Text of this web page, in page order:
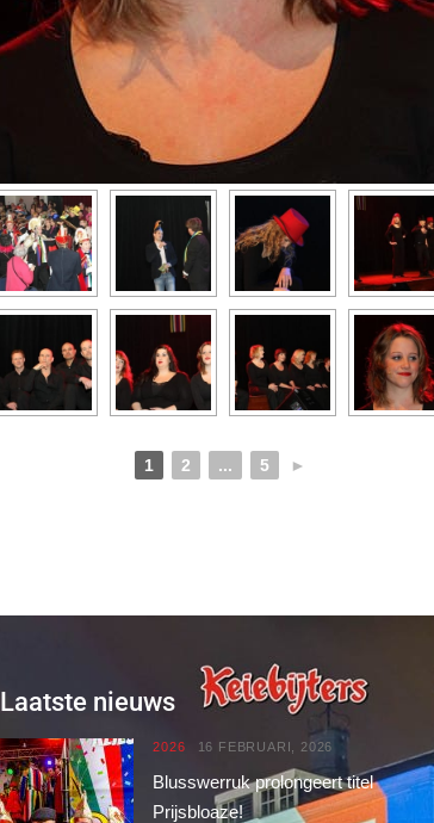
1 2 ... 5 ►
Laatste nieuws
2026 16 FEBRUARI, 2026
Blusswerruk prolongeert titel
Prijsbloaze!